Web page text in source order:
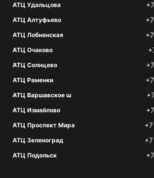
АТЦ Удальцова
АТЦ Алтуфьево
АТЦ Лобненская
АТЦ Очаково
АТЦ Солнцево
АТЦ Раменки
АТЦ Варшавское ш
АТЦ Измайлово
АТЦ Проспект Мира
АТЦ Зеленоград
АТЦ Подольск